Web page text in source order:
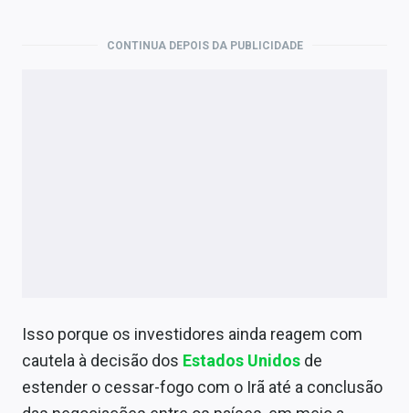
CONTINUA DEPOIS DA PUBLICIDADE
Isso porque os investidores ainda reagem com
cautela à decisão dos Estados Unidos de
estender o cessar-fogo com o Irã até a conclusão